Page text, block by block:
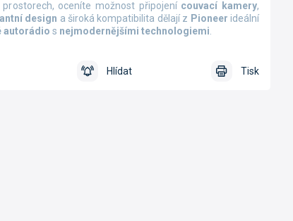
oceníte možnost připojení couvací kamery,
design a široká kompatibilita dělají z Pioneerideální
autorádio s nejmodernějšími technologiemi
Tisk
Hlídat